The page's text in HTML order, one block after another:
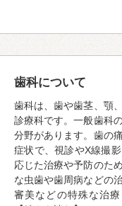
歯科について
歯科は、歯や歯茎、顎
診療科です。一般歯科
分野があります。歯の
症状で、視診やX線撮
応じた治療や予防のた
な虫歯や歯周病などの
審美などの特殊な治